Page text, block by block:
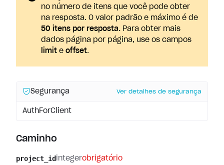
no número de itens que você pode obter
na resposta. O valor padrão e máximo é de
50 itens por resposta. Para obter mais
dados página por página, use os campos
limit e offset.
Segurança Ver detalhes de segurança
AuthForClient
Caminho
project_id integerobrigatório